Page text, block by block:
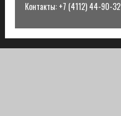
Контакты: +7 (4112) 44-90-32